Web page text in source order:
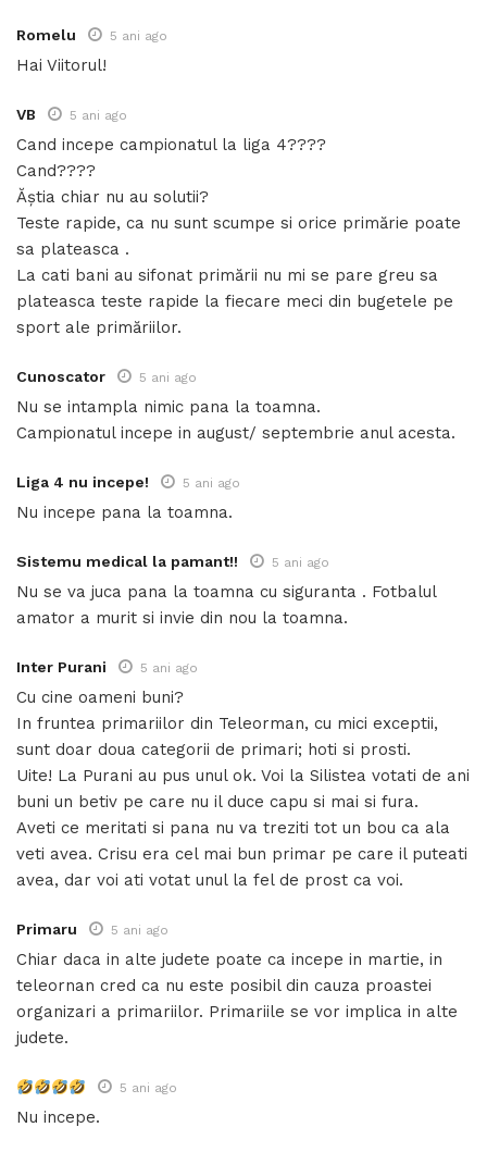
Romelu 5 ani ago
Hai Viitorul!
VB 5 ani ago
Cand incepe campionatul la liga 4????
Cand????
Ăștia chiar nu au solutii?
Teste rapide, ca nu sunt scumpe si orice primărie poate
sa plateasca .
La cati bani au sifonat primării nu mi se pare greu sa
plateasca teste rapide la fiecare meci din bugetele pe
sport ale primăriilor.
Cunoscator 5 ani ago
Nu se intampla nimic pana la toamna.
Campionatul incepe in august/ septembrie anul acesta.
Liga 4 nu incepe! 5 ani ago
Nu incepe pana la toamna.
Sistemu medical la pamant!! 5 ani ago
Nu se va juca pana la toamna cu siguranta . Fotbalul
amator a murit si invie din nou la toamna.
Inter Purani 5 ani ago
Cu cine oameni buni?
In fruntea primariilor din Teleorman, cu mici exceptii,
sunt doar doua categorii de primari; hoti si prosti.
Uite! La Purani au pus unul ok. Voi la Silistea votati de ani
buni un betiv pe care nu il duce capu si mai si fura.
Aveti ce meritati si pana nu va treziti tot un bou ca ala
veti avea. Crisu era cel mai bun primar pe care il puteati
avea, dar voi ati votat unul la fel de prost ca voi.
Primaru 5 ani ago
Chiar daca in alte judete poate ca incepe in martie, in
teleornan cred ca nu este posibil din cauza proastei
organizari a primariilor. Primariile se vor implica in alte
judete.
5 ani ago
Nu incepe.